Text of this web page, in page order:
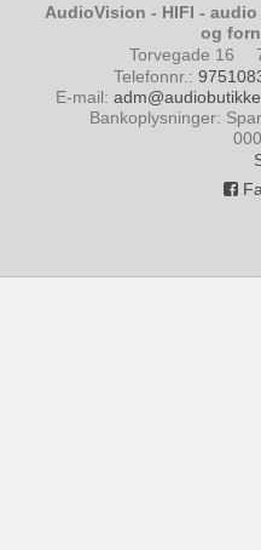
AudioVision - HIFI -
og
Torvegade 16
Telefonnr. :
E-mail:
Bankoplysninger: